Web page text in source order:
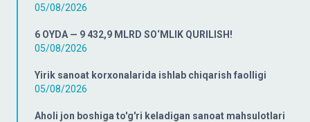
05/08/2026
6 OYDA — 9 432,9 MLRD SO‘MLIK QURILISH!
05/08/2026
Yirik sanoat korxonalarida ishlab chiqarish faolligi
05/08/2026
Aholi jon boshiga to'g'ri keladigan sanoat mahsulotlari